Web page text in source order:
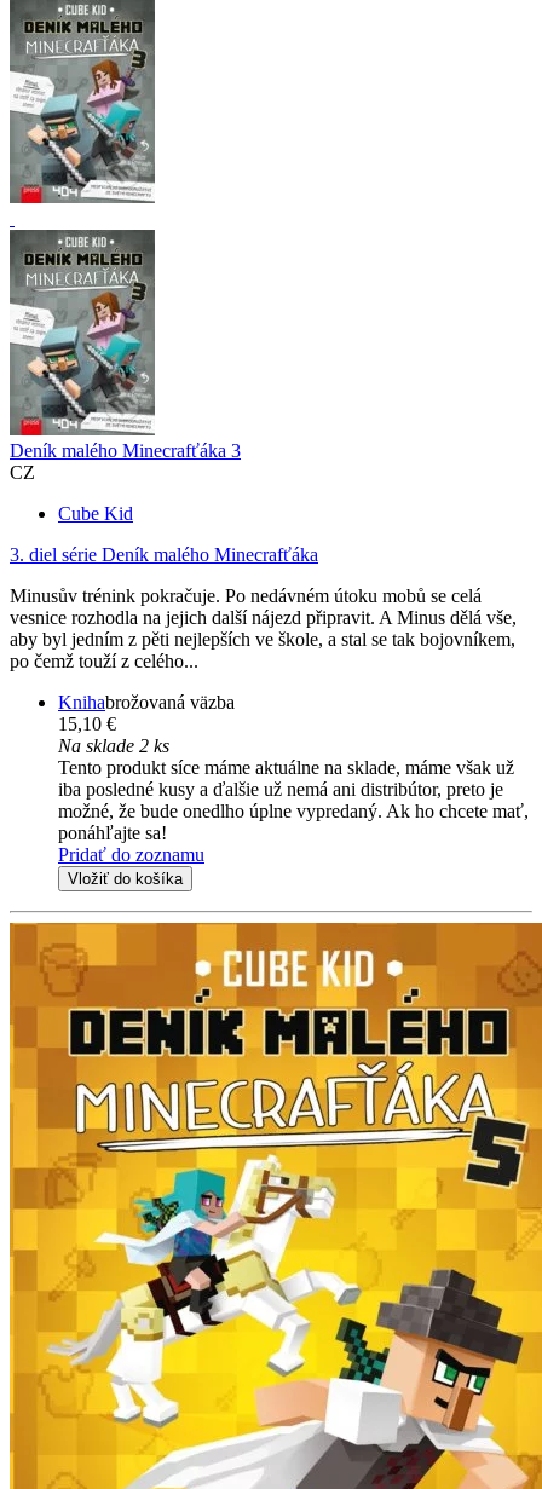
Deník malého Minecrafťáka 3
CZ
Cube Kid
3. diel série Deník malého Minecrafťáka
Minusův trénink pokračuje. Po nedávném útoku mobů se celá
vesnice rozhodla na jejich další nájezd připravit. A Minus dělá vše,
aby byl jedním z pěti nejlepších ve škole, a stal se tak bojovníkem,
po čemž touží z celého...
Knihabrožovaná väzba
15,10 €
Na sklade 2 ks
Tento produkt síce máme aktuálne na sklade, máme však už
iba posledné kusy a ďalšie už nemá ani distribútor, preto je
možné, že bude onedlho úplne vypredaný. Ak ho chcete mať,
ponáhľajte sa!
Pridať do zoznamu
Vložiť do košíka